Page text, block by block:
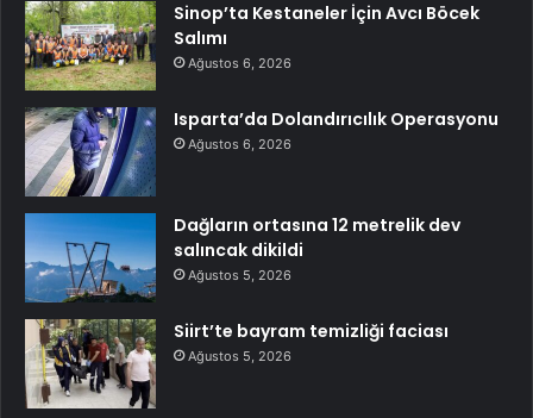
Sinop’ta Kestaneler İçin Avcı Böcek
Salımı
Ağustos 6, 2026
Isparta’da Dolandırıcılık Operasyonu
Ağustos 6, 2026
Dağların ortasına 12 metrelik dev
salıncak dikildi
Ağustos 5, 2026
Siirt’te bayram temizliği faciası
Ağustos 5, 2026